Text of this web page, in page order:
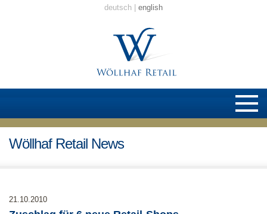
deutsch english
Wöllhaf Retail News
21.10.2010